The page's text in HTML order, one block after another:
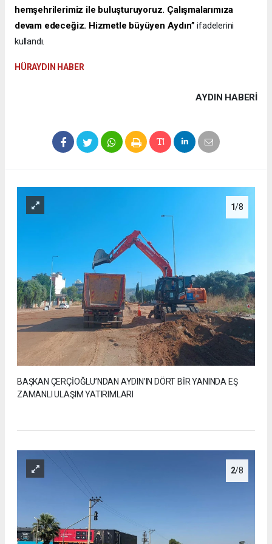
hemşehrilerimiz ile buluşturuyoruz. Çalışmalarımıza
devam edeceğiz. Hizmetle büyüyen Aydın”ifadelerini
kullandı.
HÜRAYDIN HABER
AYDIN HABERİ
1/8
BAŞKAN ÇERÇİOĞLU’NDAN AYDIN’IN DÖRT BİR YANINDA EŞ
ZAMANLI ULAŞIM YATIRIMLARI
2/8